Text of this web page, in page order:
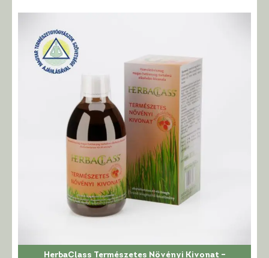
HerbaClass Természetes Növényi Kivonat –